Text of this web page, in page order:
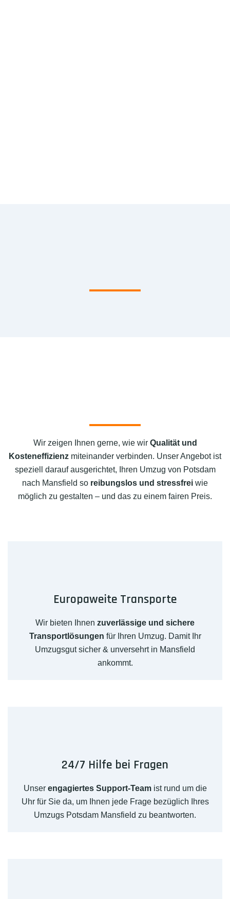
Wir zeigen Ihnen gerne, wie wir Qualität und
Kosteneffizienz miteinander verbinden. Unser Angebot ist
speziell darauf ausgerichtet, Ihren Umzug von Potsdam
nach Mansfield so reibungslos und stressfrei wie
möglich zu gestalten – und das zu einem fairen Preis.
Europaweite Transporte
Wir bieten Ihnen zuverlässige und sichere
Transportlösungen für Ihren Umzug. Damit Ihr
Umzugsgut sicher & unversehrt in Mansfield
ankommt.
24/7 Hilfe bei Fragen
Unser engagiertes Support-Teamist rund um die
Uhr für Sie da, um Ihnen jede Frage bezüglich Ihres
Umzugs Potsdam Mansfield zu beantworten.